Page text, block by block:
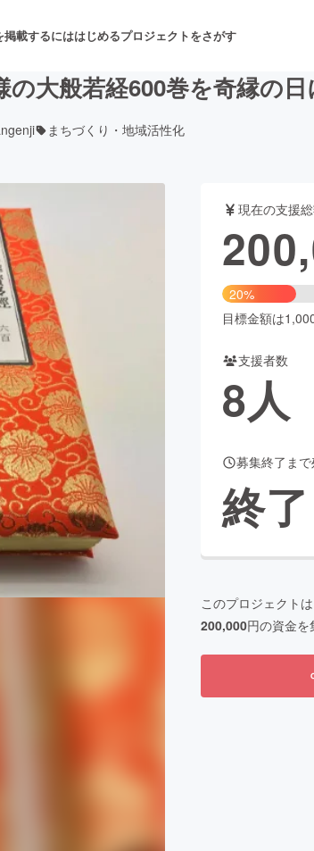
掲載するにははじめるプロジェクトをさがす
舞台・パフォーマンス
発 フード・飲食店
ビューティー・ヘルスケア
for Social GoodCAMPFIRE Creation
ふるさと納税machi-ya
の大般若経600巻を奇縁の
まちづくり・地域活性化
現在の支援
20%
目標金額は
支援者数
8人
募集終了まで
終了
このプロジェクトは
200,000円の資金を